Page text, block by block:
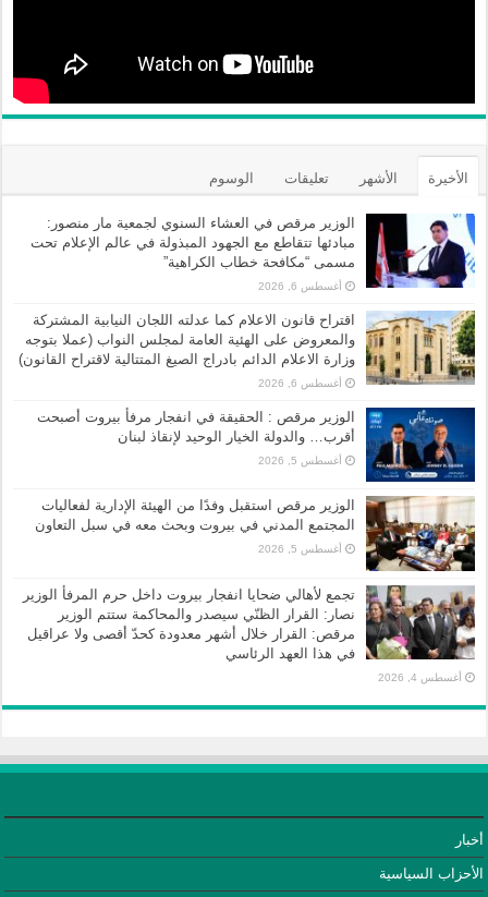
الأخيرة الأشهر تعليقات الوسوم
الوزير مرقص في العشاء السنوي لجمعية مار منصور:
مبادئها تتقاطع مع الجهود المبذولة في عالم الإعلام تحت
مسمى “مكافحة خطاب الكراهية”
أغسطس 6, 2026
اقتراح قانون الاعلام كما عدلته اللجان النيابية المشتركة
والمعروض على الهئية العامة لمجلس النواب (عملا بتوجه
وزارة الاعلام الدائم بادراج الصيغ المتتالية لاقتراح القانون)
أغسطس 6, 2026
الوزير مرقص : الحقيقة في انفجار مرفأ بيروت أصبحت
أقرب… والدولة الخيار الوحيد لإنقاذ لبنان
أغسطس 5, 2026
الوزير مرقص استقبل وفدًا من الهيئة الإدارية لفعاليات
المجتمع المدني في بيروت وبحث معه في سبل التعاون
أغسطس 5, 2026
تجمع لأهالي ضحايا انفجار بيروت داخل حرم المرفأ الوزير
نصار: القرار الظنّي سيصدر والمحاكمة ستتم الوزير
مرقص: القرار خلال أشهر معدودة كحدّ أقصى ولا عراقيل
في هذا العهد الرئاسي
أغسطس 4, 2026
أخبار
الأحزاب السياسية